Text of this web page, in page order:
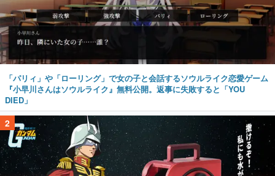
「パリィ」や「ローリング」で女の子と会話するソウルライク恋愛ゲーム
『小早川さんはソウルライク』無料公開。返事に失敗すると「YOU
DIED」
2